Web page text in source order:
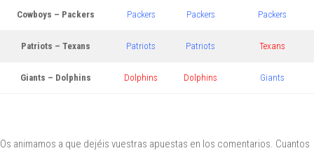
Cowboys – Packers Packers Packers Packers
Patriots – Texans Patriots Patriots Texans
Giants – Dolphins Dolphins Dolphins Giants
Os animamos a que dejéis vuestras apuestas en los comentarios. Cuantos